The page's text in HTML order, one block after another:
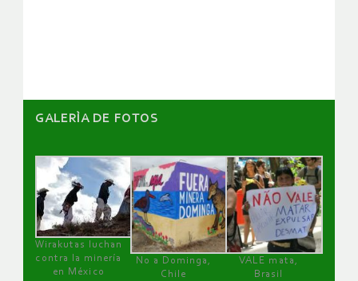
GALERÌA DE FOTOS
Wirakutas luchan
contra la minería
en México
No a Dominga,
Chile
VALE mata,
Brasil